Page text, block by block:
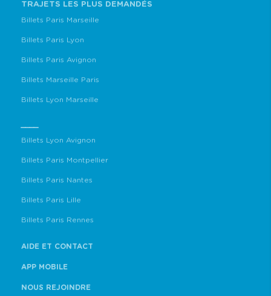
TRAJETS LES PLUS DEMANDÉS
Billets Paris Marseille
Billets Paris Lyon
Billets Paris Avignon
Billets Marseille Paris
Billets Lyon Marseille
Billets Lyon Avignon
Billets Paris Montpellier
Billets Paris Nantes
Billets Paris Lille
Billets Paris Rennes
AIDE ET CONTACT
APP MOBILE
NOUS REJOINDRE